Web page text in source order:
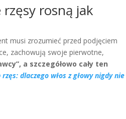
rosną jak
musi zrozumieć przed podjęciem
zachowują swoje pierwotne,
a szczegółowo cały ten
dlaczego włos z głowy nigdy nie